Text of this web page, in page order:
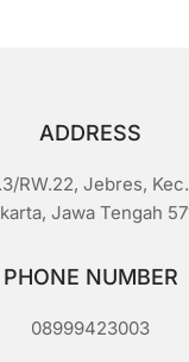
ADDRESS
RW.22, Jebres,
Jawa Tengah
PHONE NUMBER
08999423003